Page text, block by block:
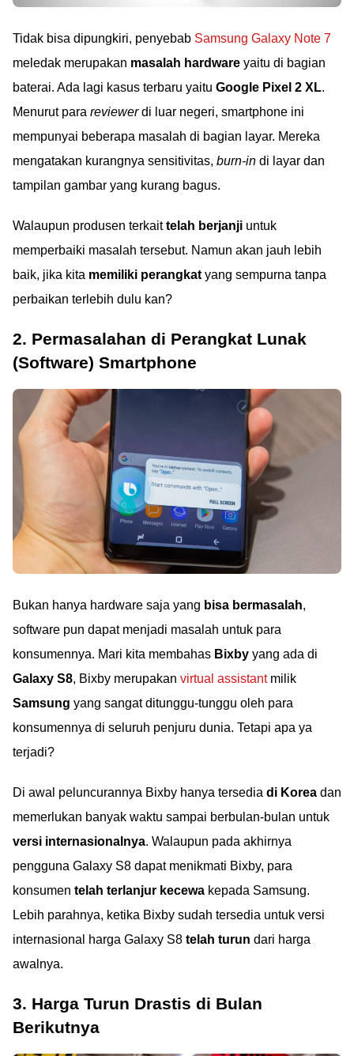
Tidak bisa dipungkiri, penyebab Samsung Galaxy Note 7
meledak merupakan masalah hardware yaitu di bagian
baterai. Ada lagi kasus terbaru yaitu Google Pixel 2 XL.
Menurut para reviewerdi luar negeri, smartphone ini
mempunyai beberapa masalah di bagian layar. Mereka
mengatakan kurangnya sensitivitas, burn-in di layar dan
tampilan gambar yang kurang bagus.
Walaupun produsen terkaittelah berjanji untuk
memperbaiki masalah tersebut. Namun akan jauh lebih
baik, jika kita memiliki perangkat yang sempurna tanpa
perbaikan terlebih dulu kan?
2. Permasalahan di Perangkat Lunak
(Software) Smartphone
Bukan hanya hardware saja yang bisa bermasalah,
software pun dapat menjadi masalah untuk para
konsumennya. Mari kita membahas Bixby yang ada di
Galaxy S8, Bixby merupakan virtual assistantmilik
Samsung yang sangat ditunggu-tunggu oleh para
konsumennya di seluruh penjuru dunia. Tetapi apa ya
terjadi?
Di awal peluncurannya Bixby hanya tersedia di Korea dan
memerlukan banyak waktu sampai berbulan-bulan untuk
versi internasionalnya. Walaupun pada akhirnya
pengguna Galaxy S8 dapat menikmati Bixby, para
konsumen telah terlanjur kecewa kepada Samsung.
Lebih parahnya, ketika Bixby sudah tersedia untuk versi
internasional harga Galaxy S8 telah turun dari harga
awalnya.
3. Harga Turun Drastis di Bulan
Berikutnya